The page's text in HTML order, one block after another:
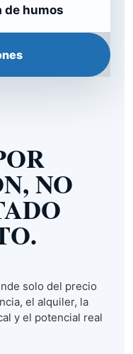
de humos
NO
solo del precio
el alquiler, la
y el potencial real